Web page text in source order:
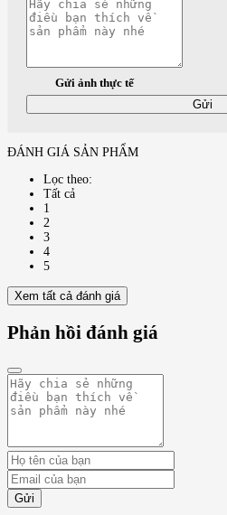
Gửi ảnh thực tế
Gửi
ĐÁNH GIÁ SẢN PHẨM
Lọc theo:
Tất cả
1
2
3
4
5
Xem tất cả đánh giá
Phản hồi đánh giá
Gửi